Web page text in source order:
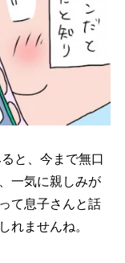
と、今まで無口
一気に親しみが
て息子さんと話
れませんね。